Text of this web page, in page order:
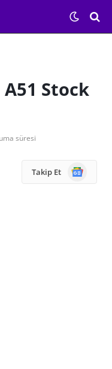
Stock
süresi
Takip Et
Google
News